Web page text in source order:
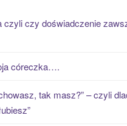
czyli czy doświadczenie
córeczka….
tak masz?” – czyli